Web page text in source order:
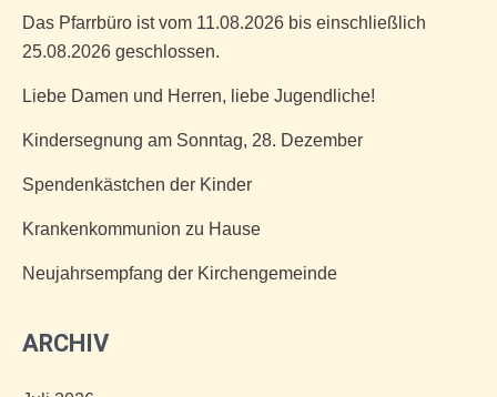
Das Pfarrbüro ist vom 11.08.2026 bis einschließlich
25.08.2026 geschlossen.
Liebe Damen und Herren, liebe Jugendliche!
Kindersegnung am Sonntag, 28. Dezember
Spendenkästchen der Kinder
Krankenkommunion zu Hause
Neujahrsempfang der Kirchengemeinde
ARCHIV